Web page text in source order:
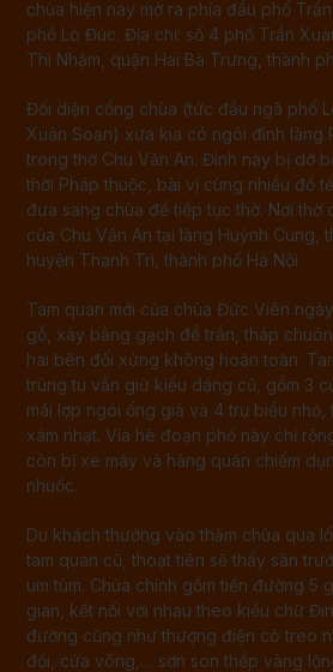
chùa hiện nay mở ra phía đầu phố
phố Lò Đúc. Địa chỉ: số 4 phố Trần
Thì Nhậm, quận Hai Bà Trưng, thành
Đối diện cổng chùa (tức đầu ngã phố
Xuân Soạn) xưa kia có ngôi đình làng
trong thờ Chu Văn An. Đình này bị dỡ
thời Pháp thuộc, bài vị cùng nhiều đồ
đưa sang chùa để tiếp tục thờ. Nơi thờ
của Chu Văn An tại làng Huỳnh Cung,
huyện Thanh Trì, thành phố Hà Nội.
Tam quan mới của chùa Đức Viên
gỗ, xây bằng gạch để trần, tháp
hai bên đối xứng không hoàn toàn.
trùng tu vẫn giữ kiểu dáng cũ, gồm 3
mái lợp ngói ống giả và 4 trụ biểu nhỏ,
xám nhạt. Vỉa hè đoạn phố này chỉ
còn bị xe máy và hàng quán chiếm
nhuốc.
Du khách thường vào thăm chùa qua
tam quan cũ, thoạt tiên sẽ thấy sân
um tùm. Chùa chính gồm tiền đường 5
gian, kết nối với nhau theo kiểu chữ
đường cũng như thượng điện có treo
đối, cửa võng,… sơn son thếp vàng